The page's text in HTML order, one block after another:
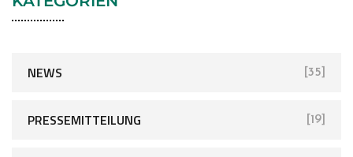
NEWS [35]
PRESSEMITTEILUNG [19]